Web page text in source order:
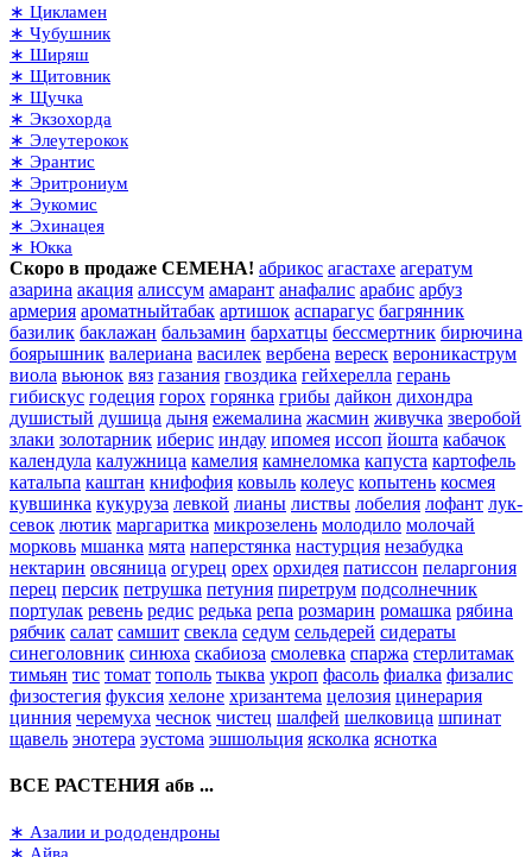
∗ Цикламен
∗ Чубушник
∗ Ширяш
∗ Щитовник
∗ Щучка
∗ Экзохорда
∗ Элеутерокок
∗ Эрантис
∗ Эритрониум
∗ Эукомис
∗ Эхинацея
∗ Юкка
Скоро в продаже СЕМЕНА! абрикос агастахе агератум
азарина акация алиссум амарант анафалис арабис арбуз
армерия ароматныйтабак артишок аспарагус багрянник
базилик баклажан бальзамин бархатцы бессмертник бирючина
боярышник валериана василек вербена вереск вероникаструм
виола вьюнок вяз газания гвоздика гейхерелла герань
гибискус годеция горох горянка грибы дайкон дихондра
душистый душица дыня ежемалина жасмин живучка зверобой
злаки золотарник иберис индау ипомея иссоп йошта кабачок
календула калужница камелия камнеломка капуста картофель
катальпа каштан книфофия ковыль колеус копытень космея
кувшинка кукуруза левкой лианы листвы лобелия лофант лук-
севок лютик маргаритка микрозелень молодило молочай
морковь мшанка мята наперстянка настурция незабудка
нектарин овсяница огурец орех орхидея патиссон пеларгония
перец персик петрушка петуния пиретрум подсолнечник
портулак ревень редис редька репа розмарин ромашка рябина
рябчик салат самшит свекла седум сельдерей сидераты
синеголовник синюха скабиоза смолевка спаржа стерлитамак
тимьян тис томат тополь тыква укроп фасоль фиалка физалис
физостегия фуксия хелоне хризантема целозия цинерария
цинния черемуха чеснок чистец шалфей шелковица шпинат
щавель энотера эустома эшшольция ясколка яснотка
ВСЕ РАСТЕНИЯ абв ...
∗ Азалии и рододендроны